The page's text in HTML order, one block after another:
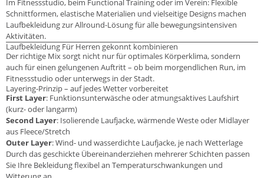
Im Fitnessstudio, beim Functional Training oder im Verein: Flexible
Schnittformen, elastische Materialien und vielseitige Designs machen
Laufbekleidung zur Allround-Lösung für alle bewegungsintensiven
Aktivitäten.
Laufbekleidung Für Herren gekonnt kombinieren
Der richtige Mix sorgt nicht nur für optimales Körperklima, sondern
auch für einen gelungenen Auftritt – ob beim morgendlichen Run, im
Fitnessstudio oder unterwegs in der Stadt.
Layering-Prinzip – auf jedes Wetter vorbereitet
First Layer: Funktionsunterwäsche oder atmungsaktives Laufshirt
(kurz- oder langarm)
Second Layer: Isolierende Laufjacke, wärmende Weste oder Midlayer
aus Fleece/Stretch
Outer Layer: Wind- und wasserdichte Laufjacke, je nach Wetterlage
Durch das geschickte Übereinanderziehen mehrerer Schichten passen
Sie Ihre Bekleidung flexibel an Temperaturschwankungen und